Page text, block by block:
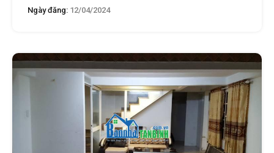
Ngày đăng: 12/04/2024